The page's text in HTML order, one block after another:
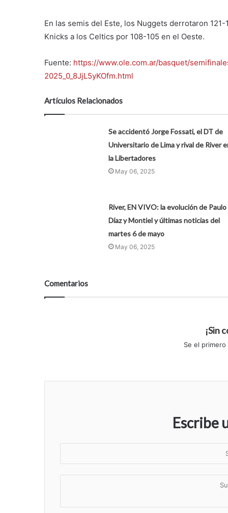
En las semis del Este, los Nuggets derrotaron
Knicks a los Celtics por 108-105 en el Oeste.
Fuente: https://www.ole.com.ar/basquet/
2025_0_8JjL5yKOfm.html
Artículos Relacionados
Se accidentó Jorge Fossati, el DT de
Universitario de Lima y rival de River
la Libertadores
May 06, 2025
River, EN VIVO: la evolución de Paulo
Díaz y Montiel y últimas noticias del
martes 6 de mayo
May 06, 2025
Comentarios
¡Sin
Se el
Escribe